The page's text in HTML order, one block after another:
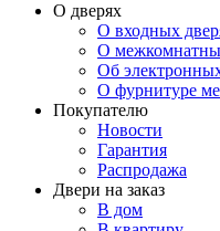
О дверях
О входных
О
Об
О фурнитуре
Покупателю
Новости
Гарантия
Распродажа
Двери на заказ
В дом